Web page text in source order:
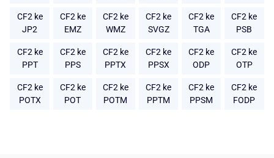
CF2 ke
JP2
CF2 ke
EMZ
CF2 ke
WMZ
CF2 ke
SVGZ
CF2 ke
TGA
CF2 ke
PSB
CF2 ke
PPT
CF2 ke
PPS
CF2 ke
PPTX
CF2 ke
PPSX
CF2 ke
ODP
CF2 ke
OTP
CF2 ke
POTX
CF2 ke
POT
CF2 ke
POTM
CF2 ke
PPTM
CF2 ke
PPSM
CF2 ke
FODP